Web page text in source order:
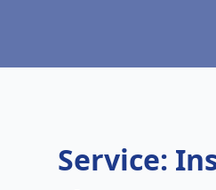
Service: